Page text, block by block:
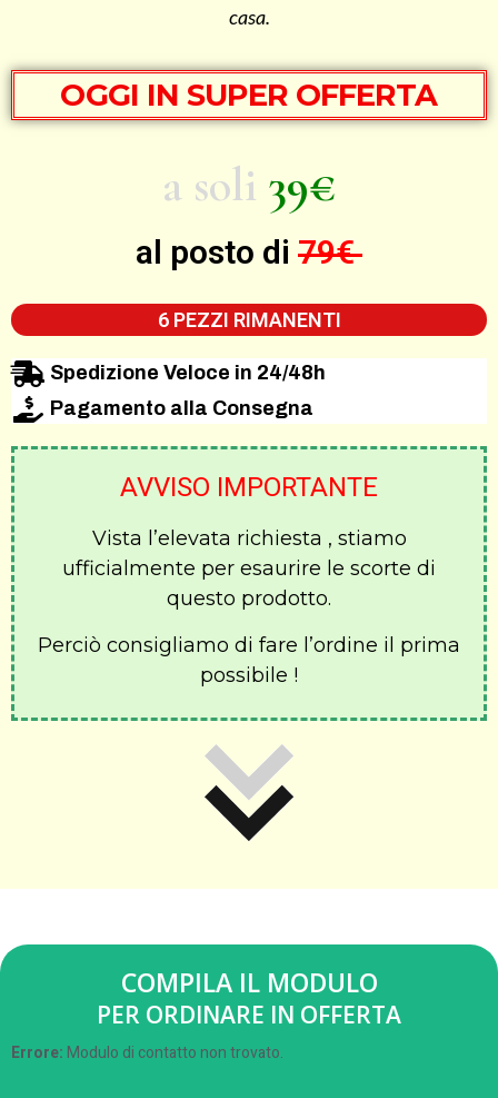
casa.
OGGI IN SUPER OFFERTA
a soli 39€
al posto di 79€
6 PEZZI RIMANENTI
Spedizione Veloce in 24/48h
Pagamento alla Consegna
AVVISO IMPORTANTE
Vista l’elevata richiesta , stiamo
ufficialmente per esaurire le scorte di
questo prodotto.
Perciò consigliamo di fare l’ordine il prima
possibile !
COMPILA IL MODULO
PER ORDINARE IN OFFERTA
Errore: Modulo di contatto non trovato.